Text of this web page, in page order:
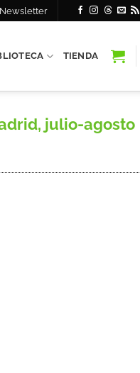
Newsletter
TIENDA
julio-agosto